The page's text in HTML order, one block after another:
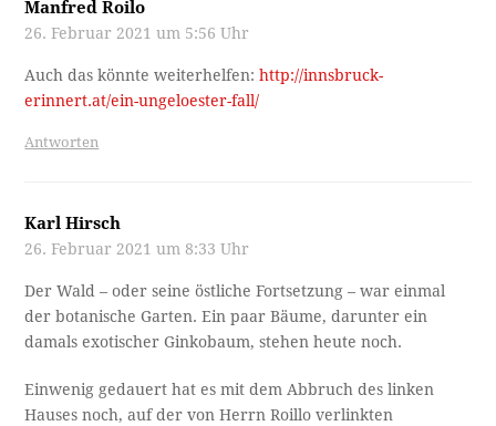
Manfred Roilo
26. Februar 2021 um 5:56 Uhr
Auch das könnte weiterhelfen:http://innsbruck-
erinnert.at/ein-ungeloester-fall/
Antworten
Karl Hirsch
26. Februar 2021 um 8:33 Uhr
Der Wald – oder seine östliche Fortsetzung – war einmal
der botanische Garten. Ein paar Bäume, darunter ein
damals exotischer Ginkobaum, stehen heute noch.
Einwenig gedauert hat es mit dem Abbruch des linken
Hauses noch, auf der von Herrn Roillo verlinkten